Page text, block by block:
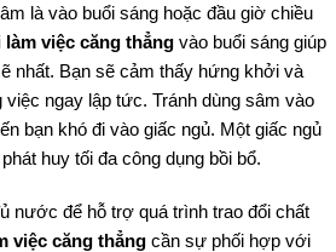
là vào buổi sáng hoặc đầu giờ chiều
làm việc căng thẳng vào buổi sáng giúp
nhất. Bạn sẽ cảm thấy hứng khởi và
ngay lập tức. Tránh dùng sâm vào
bạn khó đi vào giấc ngủ. Một giấc ngủ
huy tối đa công dụng bồi bổ.
nước để hỗ trợ quá trình trao đổi chất
việc căng thẳng cần sự phối hợp với